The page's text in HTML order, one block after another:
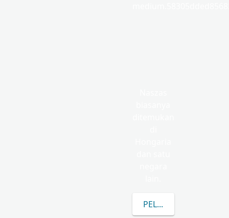
PELAJARI LEBIH